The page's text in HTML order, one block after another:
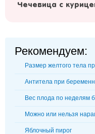
Чечевица с
Рекомендуем:
Размер желтого тела
Антитела при
Вес плода по неделям
Можно или нельзя
Яблочный пирог